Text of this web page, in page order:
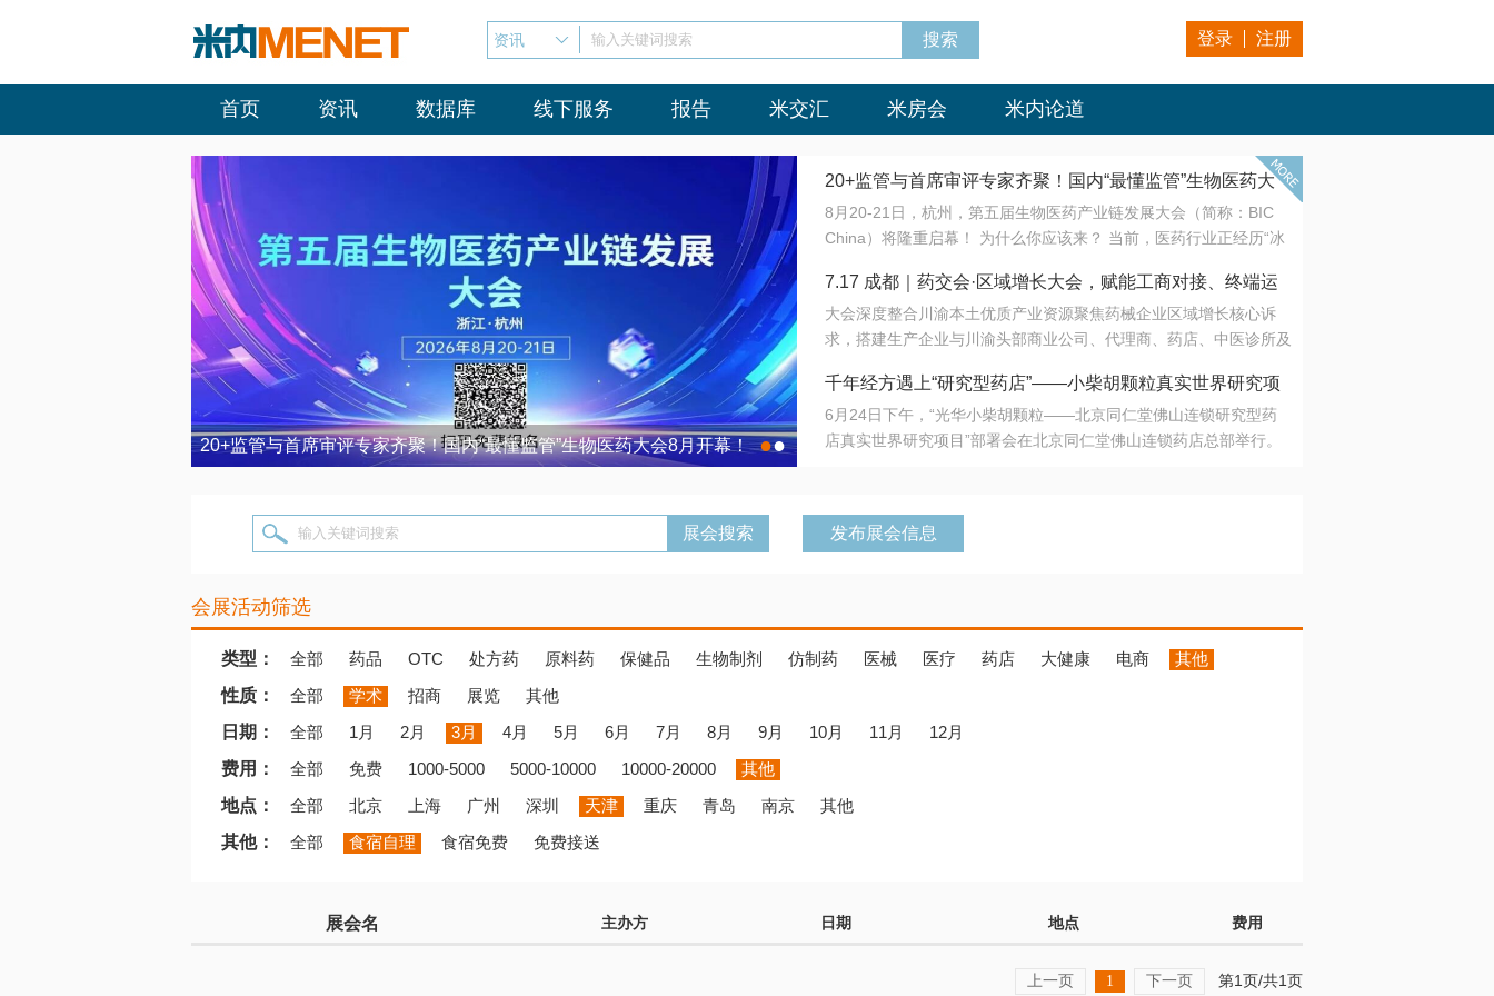
资讯 输入关键词搜索 登录 注册
首页 资讯 数据库 线下服务 报告 米交汇 米房会 米内论道
20+监管与首席审评专家齐聚！国内“最懂监管”生物医药大会8月开幕！ 7.17 成都｜药交会·区域增长大会，赋能工商对接、终端运营
●●
20+监管与首席审评专家齐聚！国内“最懂监管”生物医药大
会8月开幕！
8月20-21日，杭州，第五届生物医药产业链发展大会（简称：BIC
China）将隆重启幕！ 为什么你应该来？ 当前，医药行业正经历“冰
法正重新定义研发效率；另一端是创新药“最后一公里”的支付与入院
难题，呼唤更成熟的产业生态。 同质化“内卷”已无出路，全产业链协
同与出海能力建设才是破局关键。 本届大会以 “重构生态，定义未
算力突围；从中药创新、复杂药物制剂、CGT、多肽与小核酸的技
术攻坚，到CDMO的柔性智造。 我们致力于打破壁垒，让“实验
室”与“生产线”、“研发端”与“支付端”深度对话，更让监管、产业、资
7.17 成都｜药交会·区域增长大会，赋能工商对接、终端运
营
大会深度整合川渝本土优质产业资源聚焦药械企业区域增长核心诉
求，搭建生产企业与川渝头部商业公司、代理商、药店、中医诊所及
域增量份额夯实西南市场战略布局
千年经方遇上“研究型药店”——小柴胡颗粒真实世界研究项
目在北京同仁堂佛山连锁启动
6月24日下午，“光华小柴胡颗粒——北京同仁堂佛山连锁研究型药
店真实世界研究项目”部署会在北京同仁堂佛山连锁药店总部举行。
输入关键词搜索 发布展会信息
会展活动筛选
类型： 全部 药品 OTC 处方药 原料药 保健品 生物制剂 仿制药 医械 医疗 药店 大健康 电商
其他
性质：
全部 学术 招商 展览
其他
日期：
全部 1月 2月 3月 4月 5月 6月 7月 8月 9月 10月 11月
12月
费用：
全部 免费 1000-5000 5000-10000 10000-20000
其他
地点：
全部 北京 上海 广州 深圳 天津 重庆 青岛 南京
其他
其他：
全部 食宿自理 食宿免费 免费接送
展会名 主办方 日期 地点 费用
上一页 1 下一页 第1页/共1页